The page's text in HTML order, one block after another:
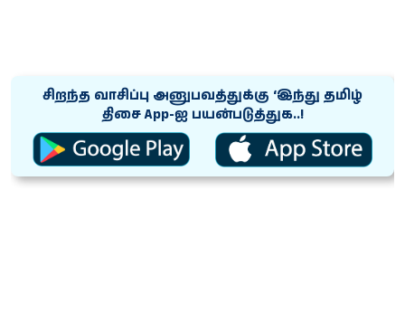
சிறந்த வாசிப்பு அனுபவத்துக்கு ‘இந்து தமிழ்
திசை App-ஐ பயன்படுத்துக..!